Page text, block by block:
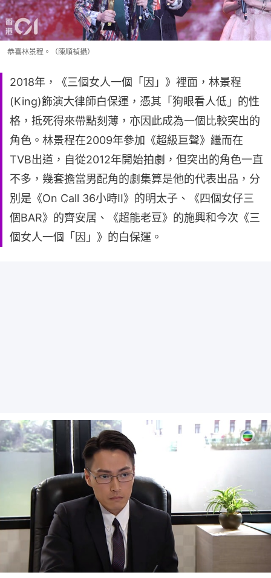
恭喜林景程。（陳順禎攝）
2018年，《三個女人一個「因」》裡面，林景程
(King)飾演大律師白保運，憑其「狗眼看人低」的性
格，抵死得來帶點刻薄，亦因此成為一個比較突出的
角色。林景程在2009年參加《超級巨聲》繼而在
TVB出道，自從2012年開始拍劇，但突出的角色一直
不多，幾套擔當男配角的劇集算是他的代表出品，分
別是《On Call 36小時II》的明太子、《四個女仔三
個BAR》的齊安居、《超能老豆》的施興和今次《三
個女人一個「因」》的白保運。